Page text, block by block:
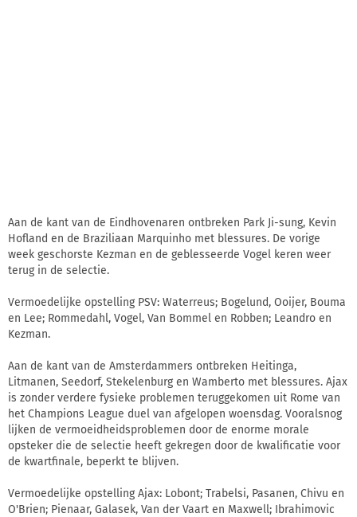
Aan de kant van de Eindhovenaren ontbreken Park Ji-sung, Kevin
Hofland en de Braziliaan Marquinho met blessures. De vorige
week geschorste Kezman en de geblesseerde Vogel keren weer
terug in de selectie.
Vermoedelijke opstelling PSV: Waterreus; Bogelund, Ooijer, Bouma
en Lee; Rommedahl, Vogel, Van Bommel en Robben; Leandro en
Kezman.
Aan de kant van de Amsterdammers ontbreken Heitinga,
Litmanen, Seedorf, Stekelenburg en Wamberto met blessures. Ajax
is zonder verdere fysieke problemen teruggekomen uit Rome van
het Champions League duel van afgelopen woensdag. Vooralsnog
lijken de vermoeidheidsproblemen door de enorme morale
opsteker die de selectie heeft gekregen door de kwalificatie voor
de kwartfinale, beperkt te blijven.
Vermoedelijke opstelling Ajax: Lobont; Trabelsi, Pasanen, Chivu en
O'Brien; Pienaar, Galasek, Van der Vaart en Maxwell; Ibrahimovic